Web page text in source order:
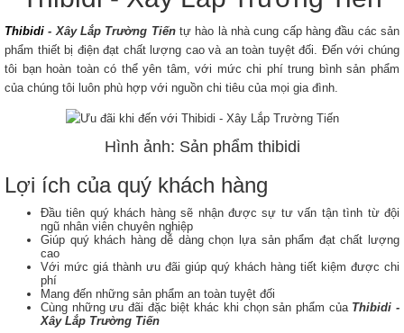
Thibidi- Xây Lắp Trường Tiếntự hào là nhà cung cấp hàng đầu các sản
phẩm thiết bị điện đạt chất lượng cao và an toàn tuyệt đối. Đến với chúng
tôi bạn hoàn toàn có thể yên tâm, với mức chi phí trung bình sản phẩm
của chúng tôi luôn phù hợp với nguồn chi tiêu của mọi gia đình.
Hình ảnh: Sản phẩm thibidi
Lợi ích của quý khách hàng
Đầu tiên quý khách hàng sẽ nhận được sự tư vấn tận tình từ đội
ngũ nhân viên chuyên nghiệp
Giúp quý khách hàng dễ dàng chọn lựa sản phẩm đạt chất lượng
cao
Với mức giá thành ưu đãi giúp quý khách hàng tiết kiệm được chi
phí
Mang đến những sản phẩm an toàn tuyệt đối
Cùng những ưu đãi đặc biệt khác khi chọn sản phẩm của Thibidi -
Xây Lắp Trường Tiến